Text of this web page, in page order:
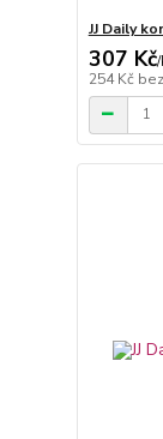
JJ Daily
307 Kč/
254 Kč